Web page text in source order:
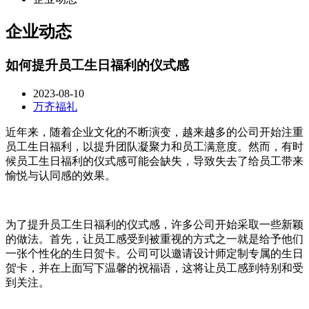
企业动态
如何提升员工生日福利的仪式感
2023-08-10
万齐福礼
近年来，随着企业文化的不断演变，越来越多的公司开始注重
员工生日福利，以提升团队凝聚力和员工满意度。然而，有时
候员工生日福利的仪式感可能会缺失，导致失去了给员工带来
愉悦与认同感的效果。
为了提升员工生日福利的仪式感，许多公司开始采取一些新颖
的做法。首先，让员工感受到被重视的方式之一就是给予他们
一张个性化的生日贺卡。公司可以邀请设计师定制专属的生日
贺卡，并在上面写下温馨的祝福语，这将让员工感到特别和受
到关注。